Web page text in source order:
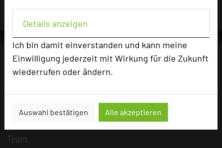
Details anzeigen
Ich bin damit einverstanden und kann meine
Einwilligung jederzeit mit Wirkung für die Zukunft
wiederrufen oder ändern.
Auswahl bestätigen Alle akzeptieren
Die Idee
Über uns
Mission
Team